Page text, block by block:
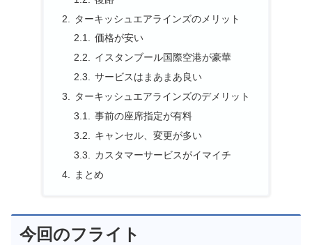
ターキッシュエアラインズのメリット
価格が安い
イスタンブール国際空港が豪華
サービスはまあまあ良い
ターキッシュエアラインズのデメリット
事前の座席指定が有料
キャンセル、変更が多い
カスタマーサービスがイマイチ
まとめ
今回のフライト